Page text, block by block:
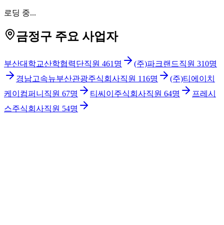
로딩 중...
금정구 주요 사업자
부산대학교산학협력단직원 461 명 (주)파크랜드직원 310명
경남고속뉴부산관광주식회사직원 116명
(주)티에이치
케이컴퍼니 직원 67명 티씨이주식회사직원 64명
프레시
스주식회사직원 54명